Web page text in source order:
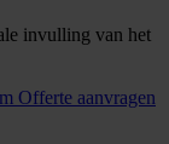
invulling van het
Offerte aanvragen